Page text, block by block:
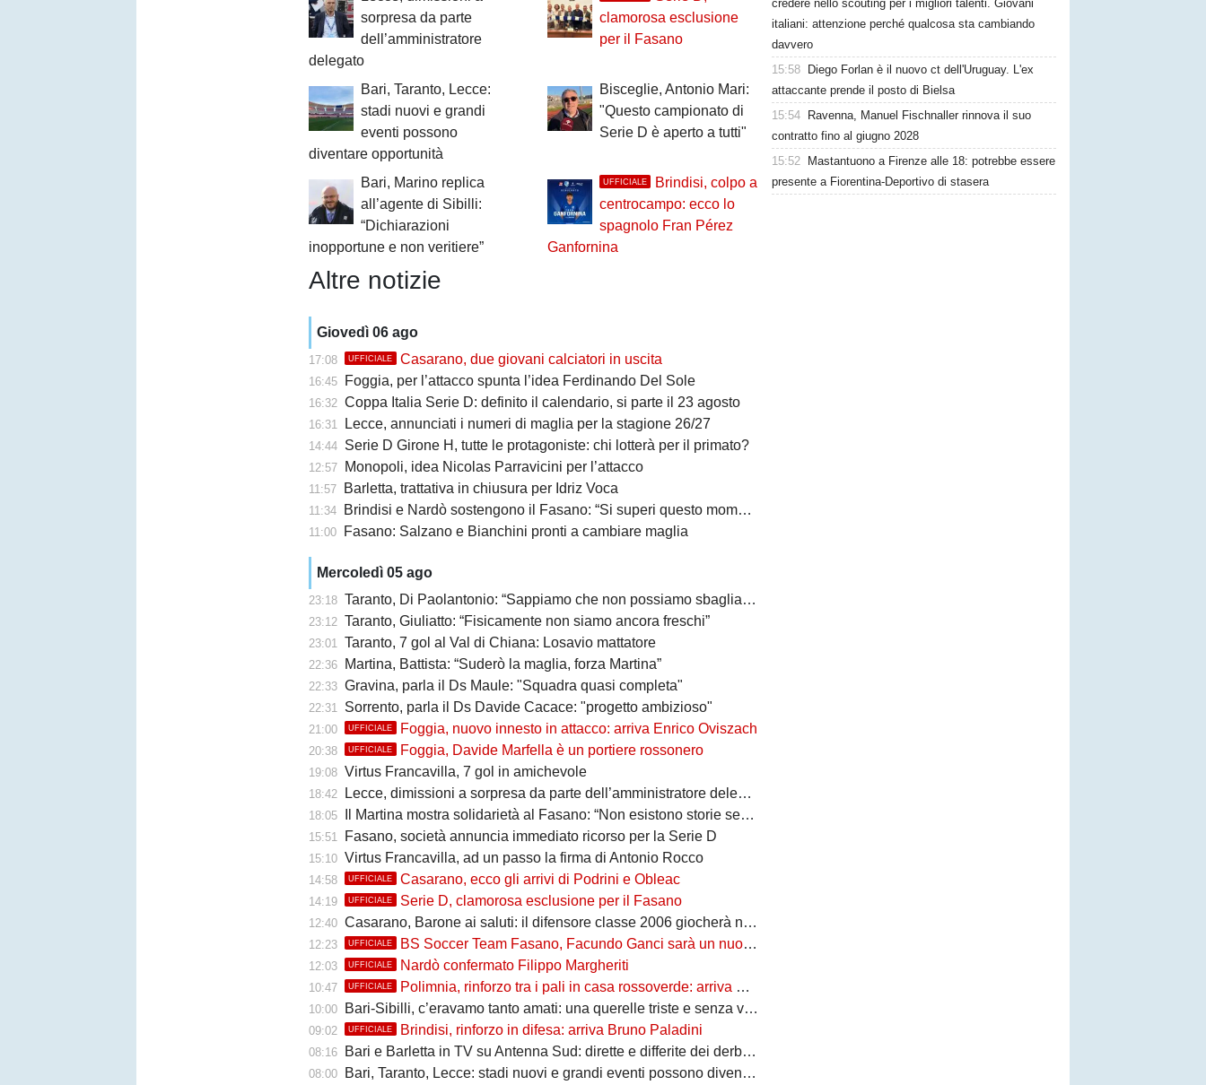
sorpresa da parte
dell’amministratore
delegato
clamorosa esclusione
per il Fasano
Bari, Taranto, Lecce:
stadi nuovi e grandi
eventi possono
diventare opportunità
Bisceglie, Antonio Mari:
"Questo campionato di
Serie D è aperto a tutti"
Bari, Marino replica
all’agente di Sibilli:
“Dichiarazioni
inopportune e non veritiere”
UFFICIALE
Brindisi, colpo a
centrocampo: ecco lo
spagnolo Fran Pérez
Ganfornina
Altre notizie
Giovedì 06 ago
17:08 UFFICIALE Casarano, due giovani calciatori in uscita
16:45 Foggia, per l’attacco spunta l’idea Ferdinando Del Sole
16:32 Coppa Italia Serie D: definito il calendario, si parte il 23 agosto
16:31 Lecce, annunciati i numeri di maglia per la stagione 26/27
14:44 Serie D Girone H, tutte le protagoniste: chi lotterà per il primato?
12:57 Monopoli, idea Nicolas Parravicini per l’attacco
11:57 Barletta, trattativa in chiusura per Idriz Voca
11:34 Brindisi e Nardò sostengono il Fasano: “Si superi questo momento quanto prima”
11:00 Fasano: Salzano e Bianchini pronti a cambiare maglia
Mercoledì 05 ago
23:18 Taranto, Di Paolantonio: “Sappiamo che non possiamo sbagliare”
23:12 Taranto, Giuliatto: “Fisicamente non siamo ancora freschi”
23:01 Taranto, 7 gol al Val di Chiana: Losavio mattatore
22:36 Martina, Battista: “Suderò la maglia, forza Martina”
22:33 Gravina, parla il Ds Maule: "Squadra quasi completa"
22:31 Sorrento, parla il Ds Davide Cacace: "progetto ambizioso"
21:00 UFFICIALE Foggia, nuovo innesto in attacco: arriva Enrico Oviszach
20:38 UFFICIALE Foggia, Davide Marfella è un portiere rossonero
19:08 Virtus Francavilla, 7 gol in amichevole
18:42 Lecce, dimissioni a sorpresa da parte dell’amministratore delegato
18:05 Il Martina mostra solidarietà al Fasano: “Non esistono storie senza avversari”
15:51 Fasano, società annuncia immediato ricorso per la Serie D
15:10 Virtus Francavilla, ad un passo la firma di Antonio Rocco
14:58 UFFICIALE Casarano, ecco gli arrivi di Podrini e Obleac
14:19 UFFICIALE Serie D, clamorosa esclusione per il Fasano
12:40 Casarano, Barone ai saluti: il difensore classe 2006 giocherà nel Lanciano
12:23 UFFICIALE BS Soccer Team Fasano, Facundo Ganci sarà un nuovo giocatore
12:03 UFFICIALE Nardò confermato Filippo Margheriti
10:47 UFFICIALE Polimnia, rinforzo tra i pali in casa rossoverde: arriva Victor De Caro
10:00 Bari-Sibilli, c’eravamo tanto amati: una querelle triste e senza vincitori
09:02 UFFICIALE Brindisi, rinforzo in difesa: arriva Bruno Paladini
08:16 Bari e Barletta in TV su Antenna Sud: dirette e differite dei derby più attesi
08:00 Bari, Taranto, Lecce: stadi nuovi e grandi eventi possono diventare opportunità
credere nello scouting per i migliori talenti. Giovani
italiani: attenzione perché qualcosa sta cambiando
davvero
15:58
Diego Forlan è il nuovo ct dell'Uruguay. L'ex
attaccante prende il posto di Bielsa
15:54
Ravenna, Manuel Fischnaller rinnova il suo
contratto fino al giugno 2028
15:52
Mastantuono a Firenze alle 18: potrebbe essere
presente a Fiorentina-Deportivo di stasera